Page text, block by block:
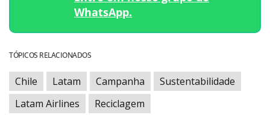
WhatsApp.
TÓPICOS RELACIONADOS
Chile Latam Campanha
Sustentabilidade
Latam Airlines
Reciclagem